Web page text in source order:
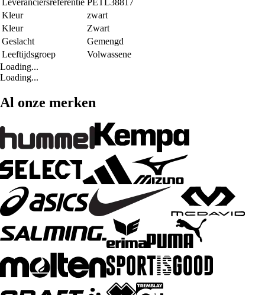
Leveranciersreferentie PETL38817
Kleur
zwart
Kleur
Zwart
Geslacht
Gemengd
Leeftijdsgroep
Volwassene
Loading...
Loading...
Al onze merken